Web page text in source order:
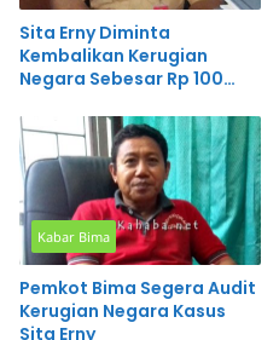
Sita Erny Diminta
Kembalikan Kerugian
Negara Sebesar Rp 100
Kabar Bima
Pemkot Bima Segera Audit
Kerugian Negara Kasus
Sita Erny